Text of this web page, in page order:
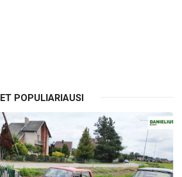
POPULIARIAUSI